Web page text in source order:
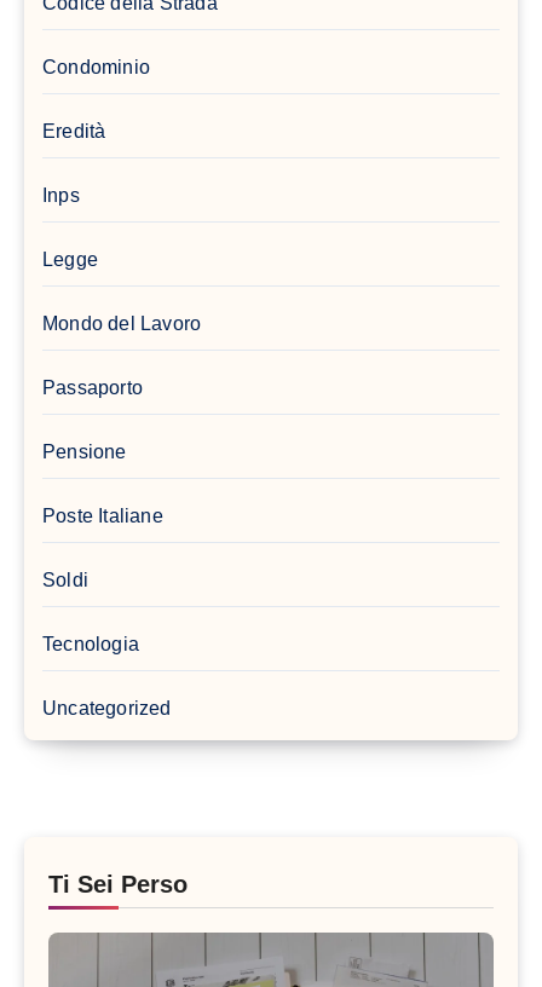
Condominio
Eredità
Inps
Legge
Mondo del Lavoro
Passaporto
Pensione
Poste Italiane
Soldi
Tecnologia
Uncategorized
Ti Sei Perso